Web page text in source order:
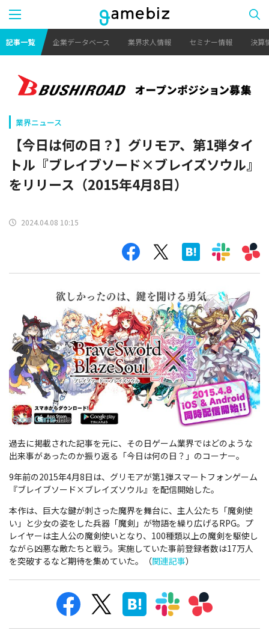
記事一覧 企業データベース 業界求人情報 セミナー情報 決算
業界ニュース
【今日は何の日？】グリモア、第1弾タイ
トル『ブレイブソード×ブレイズソウル』
をリリース（2015年4月8日）
2024.04.08 10:15
過去に掲載された記事を元に、その日ゲーム業界ではどのような
出来事があったのか振り返る「今日は何の日？」のコーナー。
9年前の2015年4月8日は、グリモアが第1弾スマートフォンゲーム
『ブレイブソード×ブレイズソウル』を配信開始した。
本作は、巨大な鍵が刺さった魔界を舞台に、主人公たち「魔剣使
い」と少女の姿をした兵器「魔剣」が物語を繰り広げるRPG。プ
レイヤーは主人公の魔剣使いとなり、100種類以上の魔剣を駆使し
ながら凶悪な敵たちと戦う。実施していた事前登録者数は17万人
を突破するなど期待を集めていた。（関連記事）